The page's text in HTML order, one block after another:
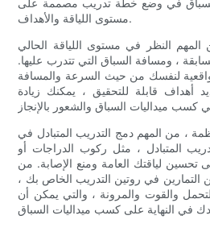
في وضع خطة تدريب مصممة على
مستوى اللياقة والأهداف.
النظر في مستوى اللياقة الحالي
، ومسافة السباق التي تتدرب عليها.
لنفسك من حيث السرعة والمسافة
أهداف قابلة للتحقيق ، يمكنك زيادة
، من المهم دمج التدريب المتبادل في
المتبادل ، مثل ركوب الدراجات أو
تحسين لياقتك العامة ومنع الإصابة. من
في روتين التدريب الخاص بك ،
والقوت والمرونة ، والتي يمكن أن